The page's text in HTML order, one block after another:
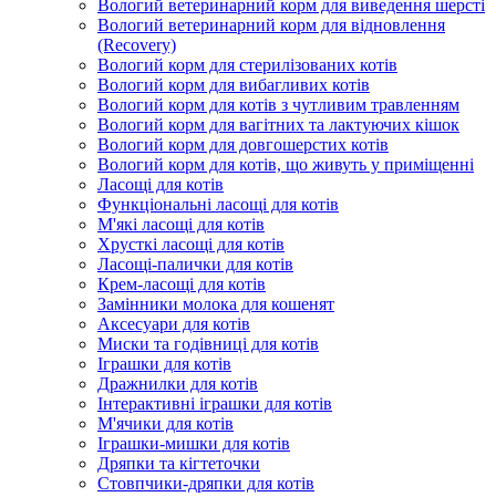
Вологий ветеринарний корм для виведення шерсті
Вологий ветеринарний корм для відновлення
(Recovery)
Вологий корм для стерилізованих котів
Вологий корм для вибагливих котів
Вологий корм для котів з чутливим травленням
Вологий корм для вагітних та лактуючих кішок
Вологий корм для довгошерстих котів
Вологий корм для котів, що живуть у приміщенні
Ласощі для котів
Функціональні ласощі для котів
М'які ласощі для котів
Хрусткі ласощі для котів
Ласощі-палички для котів
Крем-ласощі для котів
Замінники молока для кошенят
Аксесуари для котів
Миски та годівниці для котів
Іграшки для котів
Дражнилки для котів
Інтерактивні іграшки для котів
М'ячики для котів
Іграшки-мишки для котів
Дряпки та кігтеточки
Стовпчики-дряпки для котів